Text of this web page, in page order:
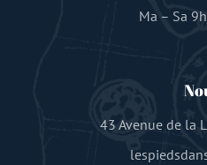
Ma – Sa
43 Avenue de la